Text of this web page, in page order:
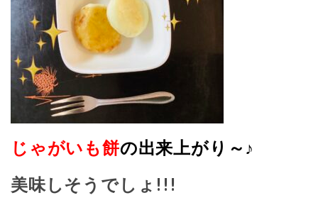
じゃがいも餅の出来上がり～♪
美味しそうでしょ!!!